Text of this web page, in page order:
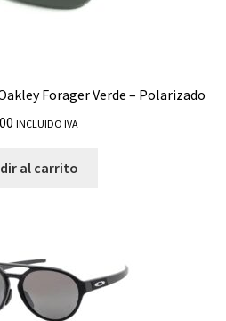
Forager Verde – Polarizado
INCLUIDO IVA
al carrito